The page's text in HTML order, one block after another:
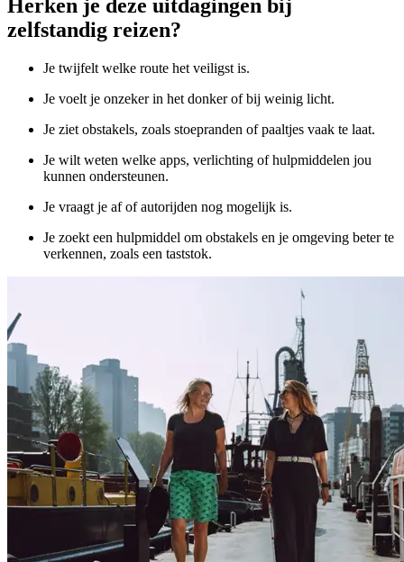
Herken je deze uitdagingen bij
zelfstandig reizen?
Je twijfelt welke route het veiligst is.
Je voelt je onzeker in het donker of bij weinig licht.
Je ziet obstakels, zoals stoepranden of paaltjes vaak te laat.
Je wilt weten welke apps, verlichting of hulpmiddelen jou
kunnen ondersteunen.
Je vraagt je af of autorijden nog mogelijk is.
Je zoekt een hulpmiddel om obstakels en je omgeving beter te
verkennen, zoals een taststok.